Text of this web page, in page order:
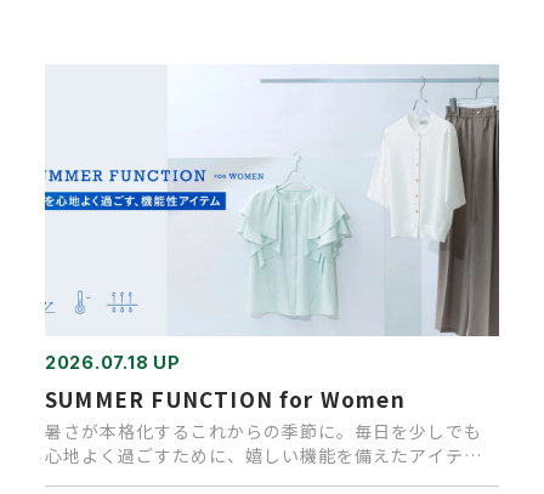
2026.07.18 UP
SUMMER FUNCTION for Women
暑さが本格化するこれからの季節に。毎日を少しでも
心地よく過ごすために、嬉しい機能を備えたアイテム